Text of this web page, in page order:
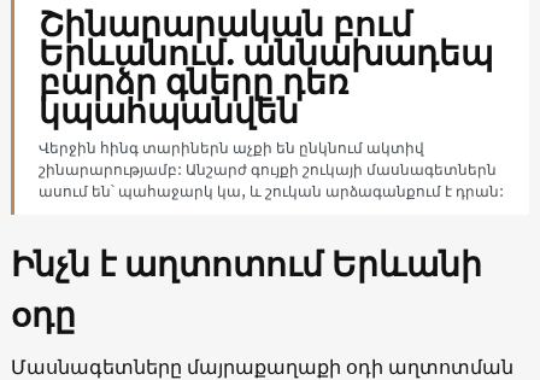
Շինարարական բում
Երևանում. աննախադեպ
բարձր գները դեռ
կպահպանվեն
Վերջին հինգ տարիներն աչքի են ընկնում ակտիվ
շինարարությամբ: Անշարժ գույքի շուկայի մասնագետներն
ասում են՝ պահաջարկ կա, և շուկան արձագանքում է դրան:
Ինչն է աղտոտումԵրևանի
օդը
Մասնագետները մայրաքաղաքի օդի աղտոտման